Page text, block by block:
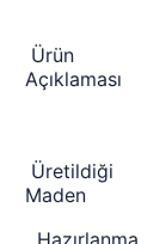
Ürün
Açıklaması
Üretildiği
Maden
Hazırlanma